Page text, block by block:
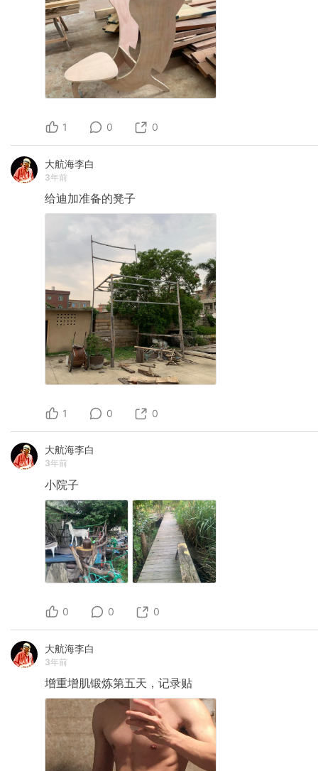
1 0 0
大航海李白
3年前
给迪加准备的凳子
1 0 0
大航海李白
3年前
小院子
0 0 0
大航海李白
3年前
增重增肌锻炼第五天，记录贴